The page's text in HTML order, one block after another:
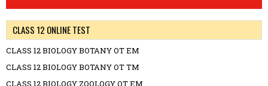
CLASS 12 ONLINE TEST
CLASS 12 BIOLOGY BOTANY OT EM
CLASS 12 BIOLOGY BOTANY OT TM
CLASS 12 BIOLOGY ZOOLOGY OT EM